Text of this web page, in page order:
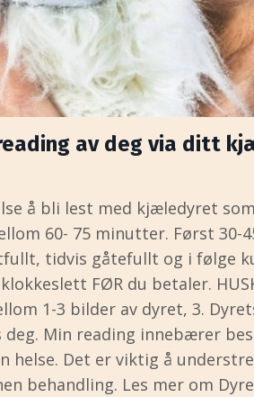
av deg via ditt
å bli lest med kjæledyret
60- 75 minutter. Først 30-
tidvis gåtefullt og i følge
FØR du betaler.
1-3 bilder av dyret, 3.
Min reading innebærer
helse. Det er viktig å
behandling. Les mer om